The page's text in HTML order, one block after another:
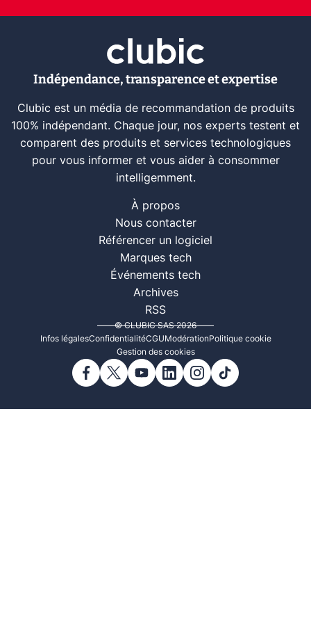
Indépendance, transparence et expertise
Clubic est un média de recommandation de produits
100% indépendant. Chaque jour, nos experts testent et
comparent des produits et services technologiques
pour vous informer et vous aider à consommer
intelligemment.
À propos
Nous contacter
Référencer un logiciel
Marques tech
Événements tech
Archives
RSS
© CLUBIC SAS 2026
Infos légalesConfidentialitéCGUModérationPolitique cookie
Gestion des cookies